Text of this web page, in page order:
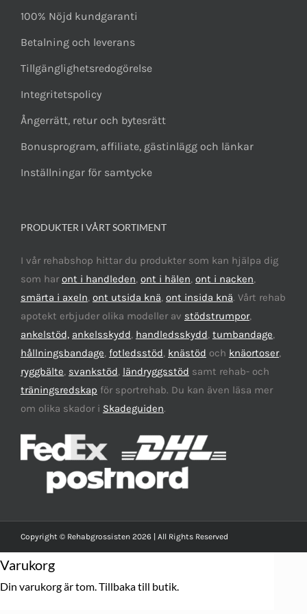
100% Nöjd kundgaranti
Betalning och leverans
Tillgänglighetsredogörelse
Integritetspolicy
Ångerrätt, retur och bytesrätt
Bonusprogram, affiliate, gästinlägg och länkar
Inställningar för samtycke
PRODUKTER I VÅRT SORTIMENT
I vår rehabshop hittar du produkter som kan hjälpa dig
som haront i handleden, ont i hälen, ont i nacken,
smärta i axeln, ont utsida knä, ont insida knä. Vårt rehab
apotekt erbjuder olika modeller av stödstrumpor,
ankelstöd, ankelsskydd, handledsskydd, tumbandage,
hållningsbandage, fotledsstöd, knästöd och knäortoser,
ryggbälte, svankstöd, ländryggsstöd samt rehab- och
träningsredskap för sportrehab. Du kan även läsa mer
om olika skador i Skadeguiden.
Copyright © Rehabgrossisten 2026 | All Rights Reserved
Varukorg
Din varukorg är tom. Tillbaka till butik.